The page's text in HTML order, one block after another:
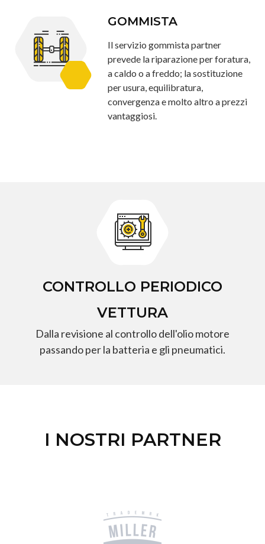
GOMMISTA
Il servizio gommista partner
prevede la riparazione per foratura,
a caldo o a freddo; la sostituzione
per usura, equilibratura,
convergenza e molto altro a prezzi
vantaggiosi.
CONTROLLO PERIODICO
VETTURA
Dalla revisione al controllo dell'olio motore
passando per la batteria e gli pneumatici.
I NOSTRI PARTNER